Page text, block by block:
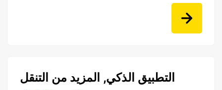
التطبيق الذكي, المزيد من التنقل